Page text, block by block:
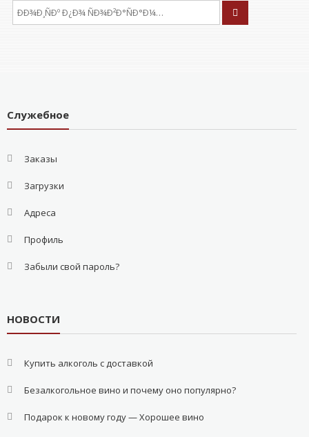
ÐÑÐºÐ°ÑÑ:
Служебное
Заказы
Загрузки
Адреса
Профиль
Забыли свой пароль?
НОВОСТИ
Купить алкоголь с доставкой
Безалкогольное вино и почему оно популярно?
Подарок к новому году — Хорошее вино